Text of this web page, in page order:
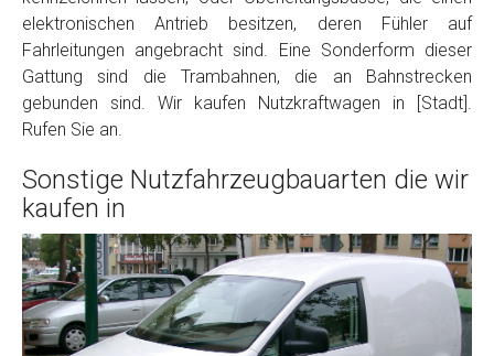
elektronischen Antrieb besitzen, deren Fühler auf
Fahrleitungen angebracht sind. Eine Sonderform dieser
Gattung sind die Trambahnen, die an Bahnstrecken
gebunden sind. Wir kaufen Nutzkraftwagen in [Stadt].
Rufen Sie an.
Sonstige Nutzfahrzeugbauarten die wir
kaufen in